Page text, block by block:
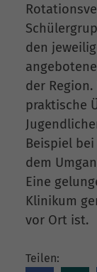
den
der
praktische
Beispiel
dem
Eine
Klinikum
vor Ort ist.
Teilen: